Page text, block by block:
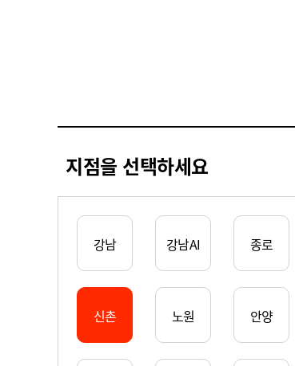
지점을 선택하세요
강남 강남AI 종로
신촌 노원 안양